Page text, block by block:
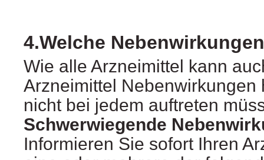
4.Welche
Wie alle Arzneimittel kann
Arzneimittel Nebenwirkungen
nicht bei jedem auftreten
Schwerwiegende
Informieren Sie sofort Ihren